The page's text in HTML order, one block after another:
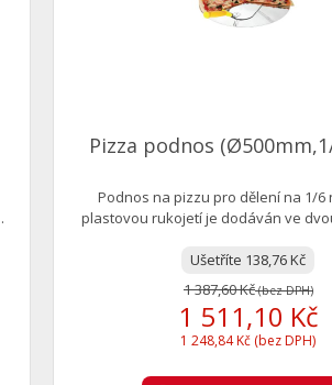
Pizza podnos
Podnos na pizzu pro dělení na 1/6
plastovou rukojetí je dodáván ve
Ušetříte 138,76 Kč
1 387,60 Kč(bez DPH)
1 511,10 Kč
1 248,84 Kč (bez DPH)